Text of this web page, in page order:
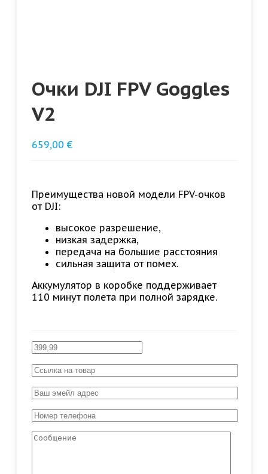
Очки DJI FPV Goggles
V2
659,00 €
Преимущества новой модели FPV-очков
от DJI:
высокое разрешение,
низкая задержка,
передача на большие расстояния
сильная защита от помех.
Аккумулятор в коробке поддерживает
110 минут полета при полной зарядке.